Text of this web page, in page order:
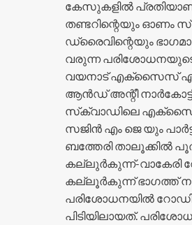
കേസുകളിൽ
തണ്ടറിന്റെയും ഓണം
ഡ്രൈവിന്റെയും
വരുന്ന പരിശോധനയുടെ
വയനാട് എക്‌സൈസ്
ആൻഡ് അന്റീ
സ്‌ക്വാഡിലെ
സജിൻ എം ജെ യും
ബത്തേരി താലൂക്കിൽ
കല്ലുർകുന്ന്-വാകേരി
കല്ലൂർകുന്ന് ഭാഗത്ത്‌
പരിശോധനയിൽ
പിടിയിലായത്.